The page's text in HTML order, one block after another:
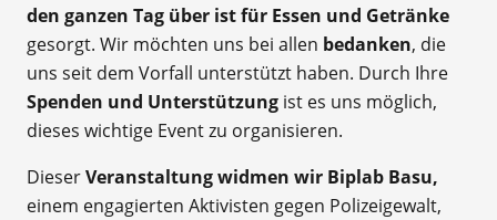
den ganzen Tag über ist für Essen und Getränke
gesorgt. Wir möchten uns bei allen bedanken, die
uns seit dem Vorfall unterstützt haben. Durch Ihre
Spenden und Unterstützung ist es uns möglich,
dieses wichtige Event zu organisieren.
DieserVeranstaltung widmen wir Biplab Basu,
einem engagierten Aktivisten gegen Polizeigewalt,